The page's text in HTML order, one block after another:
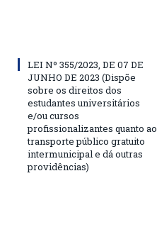
LEI Nº 355/2023, DE 07 DE
JUNHO DE 2023 (Dispõe
sobre os direitos dos
estudantes universitários
e/ou cursos
profissionalizantes quanto ao
transporte público gratuito
intermunicipal e dá outras
providências)